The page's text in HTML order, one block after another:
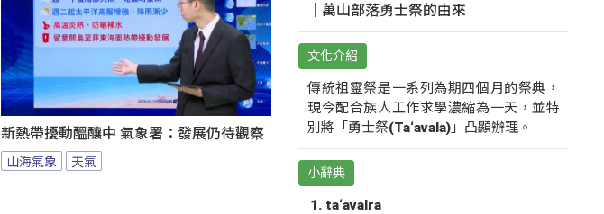
新熱帶擾動醞釀中 氣象署：發展仍待觀察
山海氣象 天氣
｜萬山部落勇士祭的由來
文化介紹
傳統祖靈祭是一系列為期四個月的祭典，
現今配合族人工作求學濃縮為一天，並特
別將「勇士祭(Ta‘avala)」凸顯辦理。
小辭典
ta‘avalra